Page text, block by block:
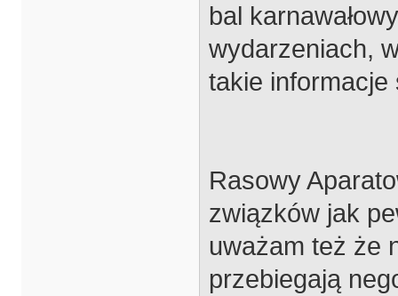
bal
wydarzeniach,
takie informacje
Rasowy
związków jak
uważam też że
przebiegają